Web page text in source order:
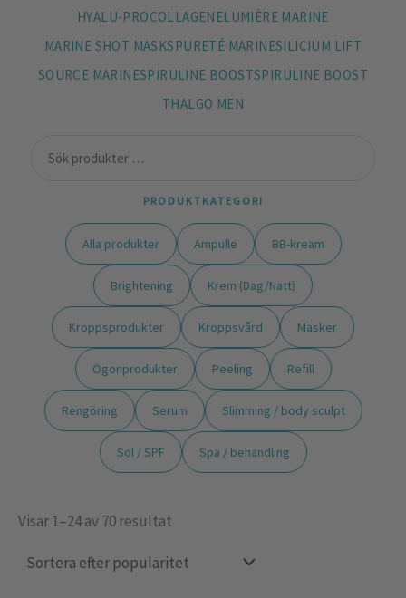
HYALU-PROCOLLAGENELUMIÈRE MARINE
MARINE SHOT MASKS PURETÉ MARINESILICIUM LIFT
SOURCE MARINESPIRULINE BOOSTSPIRULINE BOOST
THALGO MEN
PRODUKTKATEGORI
Alla produkter Ampulle BB-kream
Brightening Krem (Dag/Natt)
Kroppsprodukter Kroppsvård Masker
Ögonprodukter Peeling Refill
Rengöring Serum Slimming / body sculpt
Sol / SPF Spa / behandling
Visar 1–24 av 70 resultat